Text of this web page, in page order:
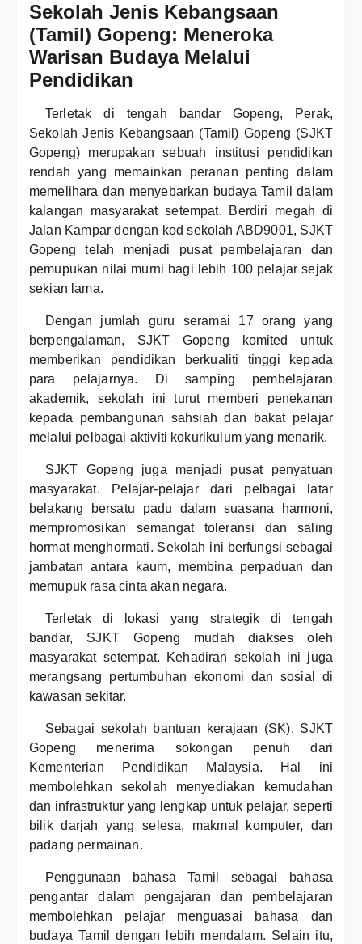
Sekolah Jenis Kebangsaan
(Tamil) Gopeng: Meneroka
Warisan Budaya Melalui
Pendidikan
Terletak di tengah bandar Gopeng, Perak,
Sekolah Jenis Kebangsaan (Tamil) Gopeng (SJKT
Gopeng) merupakan sebuah institusi pendidikan
rendah yang memainkan peranan penting dalam
memelihara dan menyebarkan budaya Tamil dalam
kalangan masyarakat setempat. Berdiri megah di
Jalan Kampar dengan kod sekolah ABD9001, SJKT
Gopeng telah menjadi pusat pembelajaran dan
pemupukan nilai murni bagi lebih 100 pelajar sejak
sekian lama.
Dengan jumlah guru seramai 17 orang yang
berpengalaman, SJKT Gopeng komited untuk
memberikan pendidikan berkualiti tinggi kepada
para pelajarnya. Di samping pembelajaran
akademik, sekolah ini turut memberi penekanan
kepada pembangunan sahsiah dan bakat pelajar
melalui pelbagai aktiviti kokurikulum yang menarik.
SJKT Gopeng juga menjadi pusat penyatuan
masyarakat. Pelajar-pelajar dari pelbagai latar
belakang bersatu padu dalam suasana harmoni,
mempromosikan semangat toleransi dan saling
hormat menghormati. Sekolah ini berfungsi sebagai
jambatan antara kaum, membina perpaduan dan
memupuk rasa cinta akan negara.
Terletak di lokasi yang strategik di tengah
bandar, SJKT Gopeng mudah diakses oleh
masyarakat setempat. Kehadiran sekolah ini juga
merangsang pertumbuhan ekonomi dan sosial di
kawasan sekitar.
Sebagai sekolah bantuan kerajaan (SK), SJKT
Gopeng menerima sokongan penuh dari
Kementerian Pendidikan Malaysia. Hal ini
membolehkan sekolah menyediakan kemudahan
dan infrastruktur yang lengkap untuk pelajar, seperti
bilik darjah yang selesa, makmal komputer, dan
padang permainan.
Penggunaan bahasa Tamil sebagai bahasa
pengantar dalam pengajaran dan pembelajaran
membolehkan pelajar menguasai bahasa dan
budaya Tamil dengan lebih mendalam. Selain itu,